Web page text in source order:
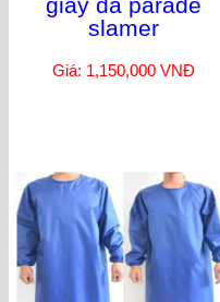
slamer
Giá: 1,150,000 VNĐ